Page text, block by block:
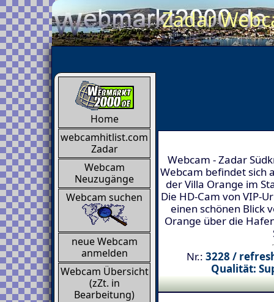
Zadar
Home
webcamhitlist.com
Zadar
Webcam
Neuzugänge
Webcam suchen
neue Webcam
anmelden
Webcam Übersicht
(zZt. in
Bearbeitung)
Webcam - Zadar
Webcam befindet sich
der Villa Orange im
Die HD-Cam von VIP-
einen schönen Blick
Orange über die
Nr.: 3228 /
Qualität: